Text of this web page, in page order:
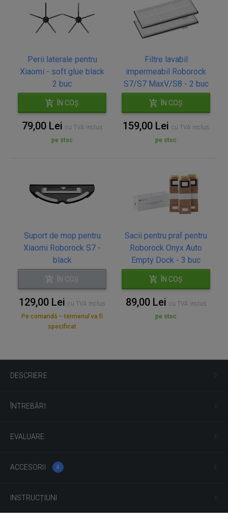
Perii laterale pentru
Xiaomi - soft glue black
2 buc
ÎN COȘ
79,00 Lei cu TVA inclus
pe stoc
Filtre lavabil
impermeabil Roborock
S7/S7 MaxV/S8 - 2 buc
ÎN COȘ
159,00 Lei cu TVA inclus
pe stoc
Suport de mop pentru
Xiaomi Roborock S7 -
black
ÎN COȘ
129,00 Lei cu TVA inclus
Pe comandă – termenul va fi
specificat
Sacii pentru praf pentru
Roborock Onyx Auto
Empty Dock - 3 buc
ÎN COȘ
89,00 Lei cu TVA inclus
pe stoc
DESCRIERE
ÎNTREBĂRI
EVALUARE
ACCESORII 4
INSTRUCȚIUNI